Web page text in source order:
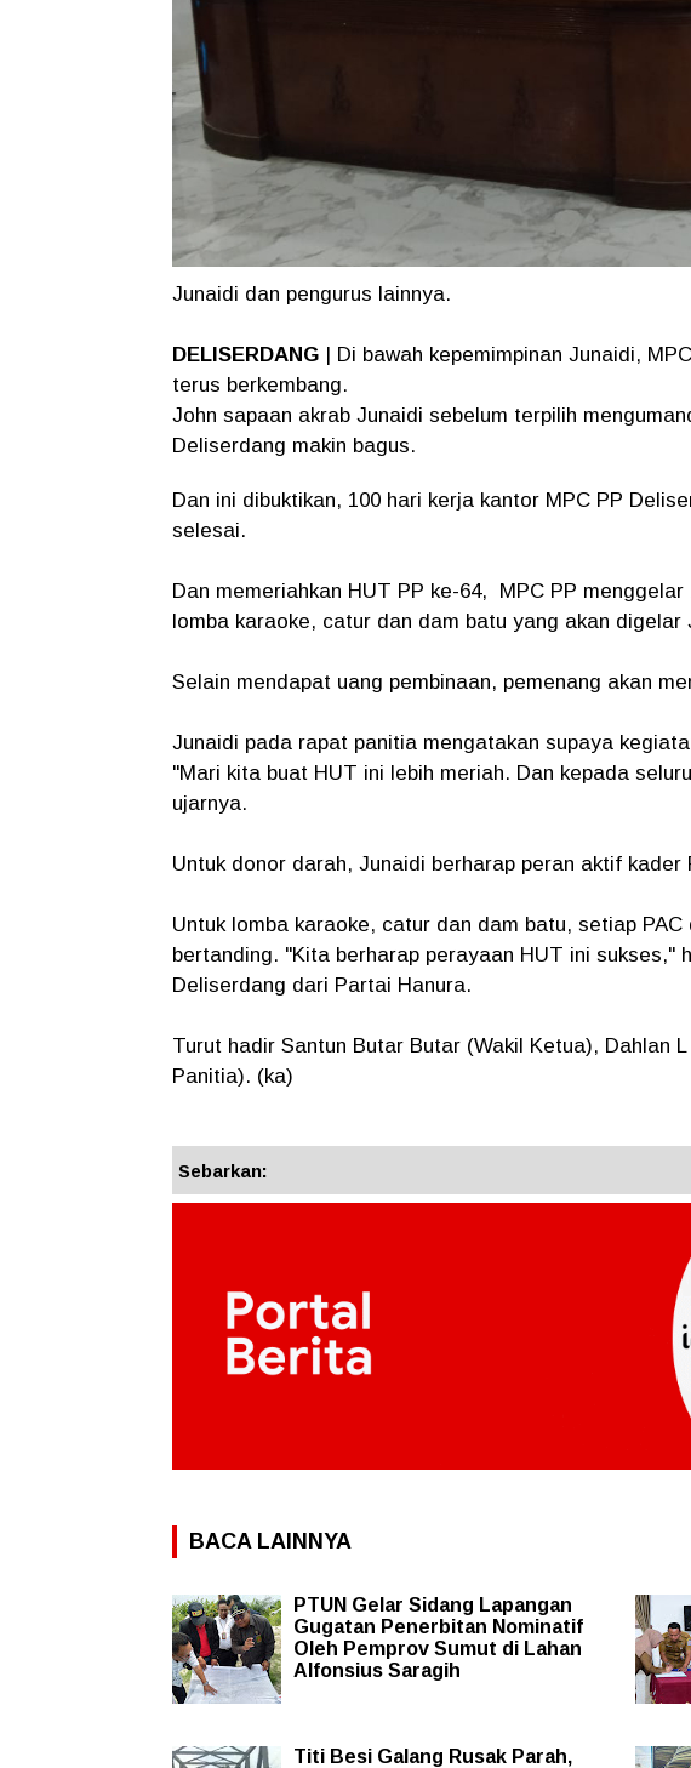
Junaidi dan pengurus lainnya.
DELISERDANG | Di bawah kepemimpinan Junaidi,
terus berkembang.
John sapaan akrab Junaidi sebelum terpilih
Deliserdang makin bagus.
Dan ini dibuktikan, 100 hari kerja kantor MPC PP
selesai.
Dan memeriahkan HUT PP ke-64, MPC PP
lomba karaoke, catur dan dam batu yang akan digelar
Selain mendapat uang pembinaan, pemenang akan
Junaidi pada rapat panitia mengatakan supaya
"Mari kita buat HUT ini lebih meriah. Dan kepada
ujarnya.
Untuk donor darah, Junaidi berharap peran aktif kader
Untuk lomba karaoke, catur dan dam batu, setiap
bertanding. "Kita berharap perayaan HUT ini sukses,"
Deliserdang dari Partai Hanura.
Turut hadir Santun Butar Butar (Wakil Ketua), Dahlan
Panitia). (ka)
Sebarkan:
BACA LAINNYA
PTUN Gelar Sidang Lapangan
Gugatan Penerbitan Nominatif
Oleh Pemprov Sumut di Lahan
Alfonsius Saragih
Titi Besi Galang Rusak Parah,